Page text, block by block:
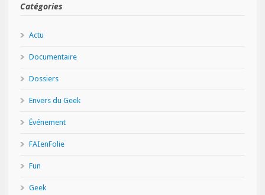
Catégories
Actu
Documentaire
Dossiers
Envers du Geek
Événement
FAIenFolie
Fun
Geek